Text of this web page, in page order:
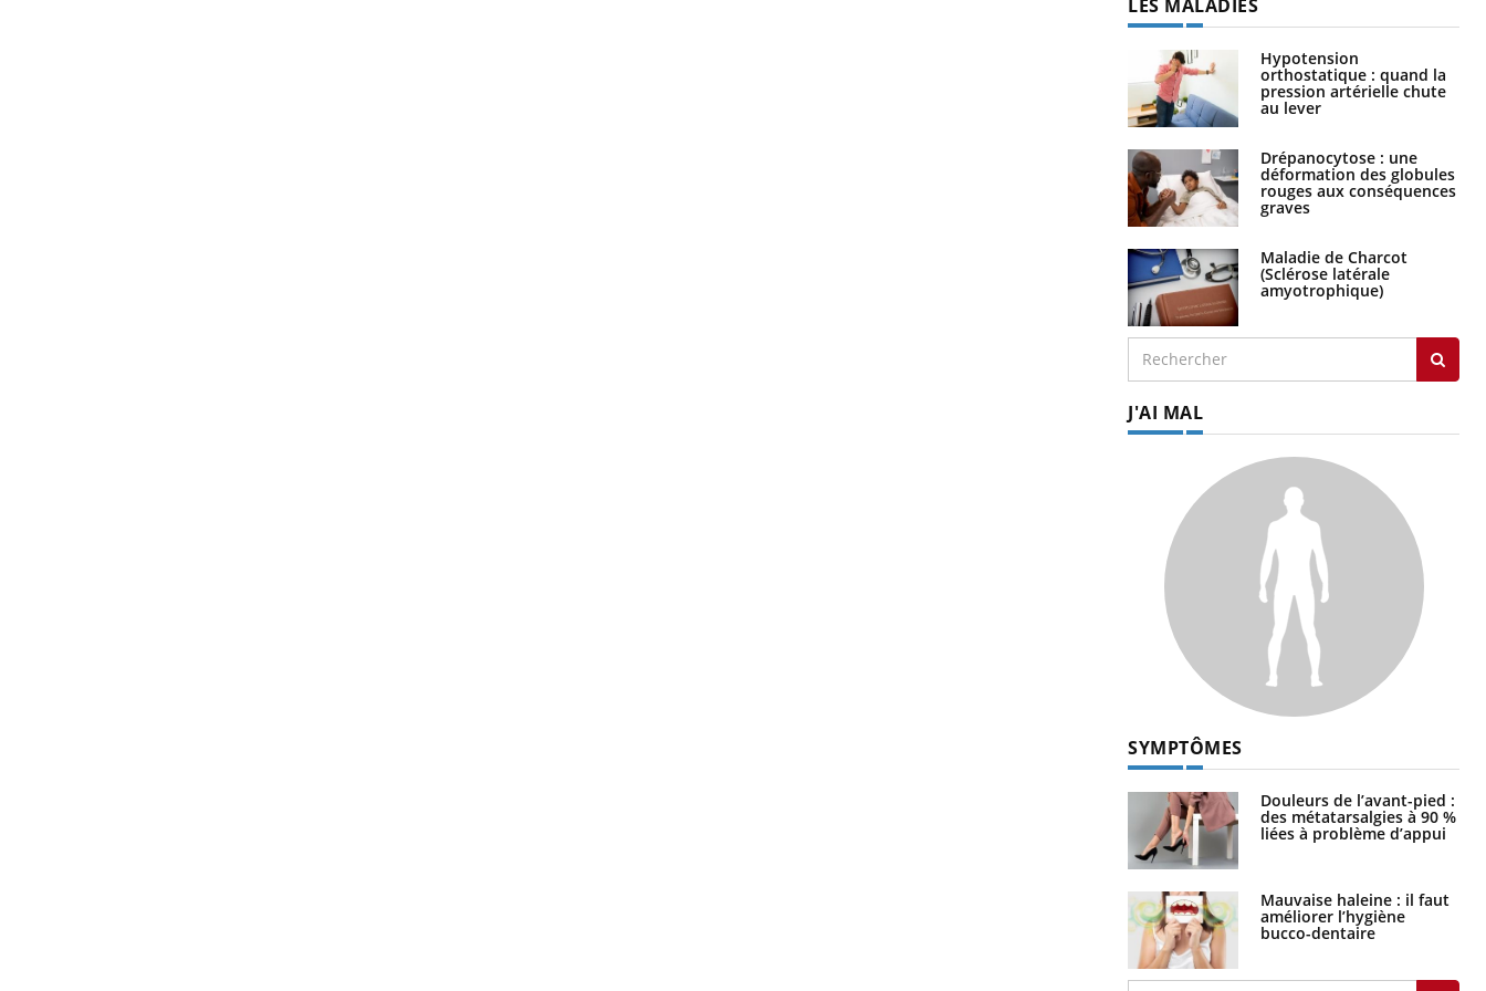
LES MALADIES
Hypotension
orthostatique : quand la
pression artérielle chute
au lever
Drépanocytose : une
déformation des globules
rouges aux conséquences
graves
Maladie de Charcot
(Sclérose latérale
amyotrophique)
J'AI MAL
SYMPTÔMES
Douleurs de l’avant-pied :
des métatarsalgies à 90 %
liées à problème d’appui
Mauvaise haleine : il faut
améliorer l’hygiène
bucco-dentaire